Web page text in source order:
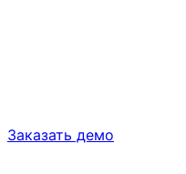
Заказать демо